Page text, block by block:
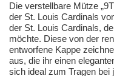
Die verstellbare Mütze
der St. Louis Cardinals
der St. Louis Cardinals,
möchte. Diese von der
entworfene Kappe
aus, die ihr einen
sich ideal zum Tragen bei